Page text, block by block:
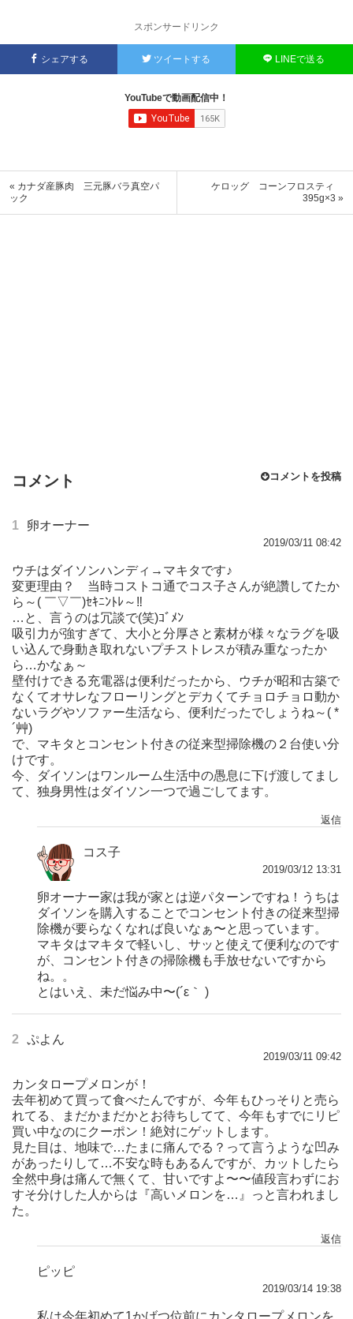
スポンサードリンク
シェアする ツイートする LINEで送る
YouTubeで動画配信中！
« カナダ産豚肉 三元豚バラ真空パ
ック
ケロッグ コーンフロスティ
395g×3 »
コメント コメントを投稿
1 卵オーナー
2019/03/11 08:42
ウチはダイソンハンディ→マキタです♪
変更理由？ 当時コストコ通でコス子さんが絶讚してたか
ら～( ￣▽￣)ｾｷﾆﾝﾄﾚ～‼
…と、言うのは冗談で(笑)ｺﾞﾒﾝ
吸引力が強すぎて、大小と分厚さと素材が様々なラグを吸
い込んで身動き取れないプチストレスが積み重なったか
ら…かなぁ～
壁付けできる充電器は便利だったから、ウチが昭和古築で
なくてオサレなフローリングとデカくてチョロチョロ動か
ないラグやソファー生活なら、便利だったでしょうね～( *
´艸)
で、マキタとコンセント付きの従来型掃除機の２台使い分
けです。
今、ダイソンはワンルーム生活中の愚息に下げ渡してまし
て、独身男性はダイソン一つで過ごしてます。
返信
コス子
2019/03/12 13:31
卵オーナー家は我が家とは逆パターンですね！うちは
ダイソンを購入することでコンセント付きの従来型掃
除機が要らなくなれば良いなぁ〜と思っています。
マキタはマキタで軽いし、サッと使えて便利なのです
が、コンセント付きの掃除機も手放せないですから
ね。。
とはいえ、未だ悩み中〜(´ε｀ )
2 ぷよん
2019/03/11 09:42
カンタロープメロンが！
去年初めて買って食べたんですが、今年もひっそりと売ら
れてる、まだかまだかとお待ちしてて、今年もすでにリピ
買い中なのにクーポン！絶対にゲットします。
見た目は、地味で…たまに痛んでる？って言うような凹み
があったりして…不安な時もあるんですが、カットしたら
全然中身は痛んで無くて、甘いですよ〜〜値段言わずにお
すそ分けした人からは『高いメロンを…』っと言われまし
た。
返信
ピッピ
2019/03/14 19:38